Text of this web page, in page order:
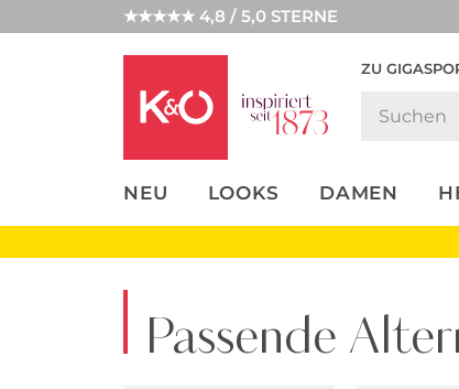
★★★★★ 4,8 / 5,0 STERNE
ZU
NEU LOOKS DAMEN
UNSERE APP
CLICK &
Passende